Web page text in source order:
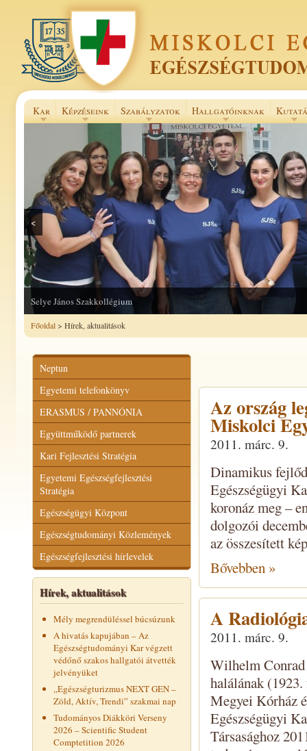
Kar Képzéseink Szabályzatok Hallgatóinknak
Selye János Szakkollégium
<
Főoldal> Hírek, aktualitások
Neptun
Egyetemi telefonkönyv
ERASMUS / PANNÓNIA
Együttműködő partnerek
Kari Fejlesztési Stratégia
Egyetemi Egészségfejlesztési
Stratégia
Egészségügyi Központ
Egészségtudományi Közlemények
Egészségfejlesztési hírlevelek
Hírek, aktualitások
Mély megrendüléssel búcsúzunk
A hivatás kapujában – Az
Egészségtudományi Kar végzett
védőnő szakos hallgatói átvették
jelvényüket
„Egészségturizmus NEXT GEN –
Zöld, Aktív, Trendi” szakmai nap
Tudományos Diákköri Verseny
2026 – Scientific Student
Comptetition 2026
Az ország
Miskolci
2011. márc. 9.
Dinamikus
Egészségügyi
koronáz meg ­–
dolgozói
az összesített
Bővebben »
A
2011. márc. 9.
Wilhelm Conrad
halálának
Megyei Kórház
Egészségügyi
Társasághoz